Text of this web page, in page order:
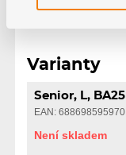
Varianty
Senior, L, BA25
EAN: 688698595970
Není skladem